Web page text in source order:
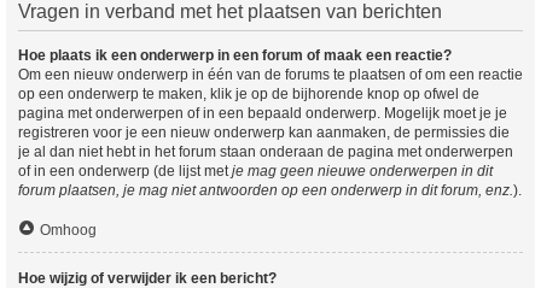
Vragen in verband met het plaatsen van berichten
Hoe plaats ik een onderwerp in een forum of maak een reactie?
Om een nieuw onderwerp in één van de forums te plaatsen of om een reactie
op een onderwerp te maken, klik je op de bijhorende knop op ofwel de
pagina met onderwerpen of in een bepaald onderwerp. Mogelijk moet je je
registreren voor je een nieuw onderwerp kan aanmaken, de permissies die
je al dan niet hebt in het forum staan onderaan de pagina met onderwerpen
of in een onderwerp (de lijst metje mag geen nieuwe onderwerpen in dit
forum plaatsen, je mag niet antwoorden op een onderwerp in dit forum, enz.).
Omhoog
Hoe wijzig of verwijder ik een bericht?